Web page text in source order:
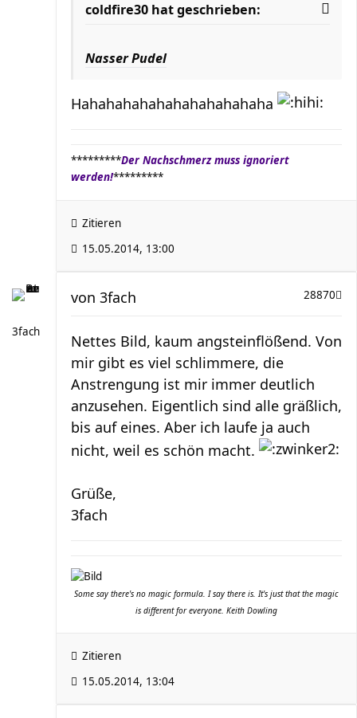
coldfire30 hat geschrieben:
Nasser Pudel
Hahahahahahahahahahahaha
*********Der Nachschmerz muss ignoriert
werden!*********
Zitieren
15.05.2014, 13:00
3fach
28870
von 3fach
Nettes Bild, kaum angsteinflößend. Von
mir gibt es viel schlimmere, die
Anstrengung ist mir immer deutlich
anzusehen. Eigentlich sind alle gräßlich,
bis auf eines. Aber ich laufe ja auch
nicht, weil es schön macht.
Grüße,
3fach
Some say there's no magic formula. I say there is. It's just that the magic
is different for everyone. Keith Dowling
Zitieren
15.05.2014, 13:04